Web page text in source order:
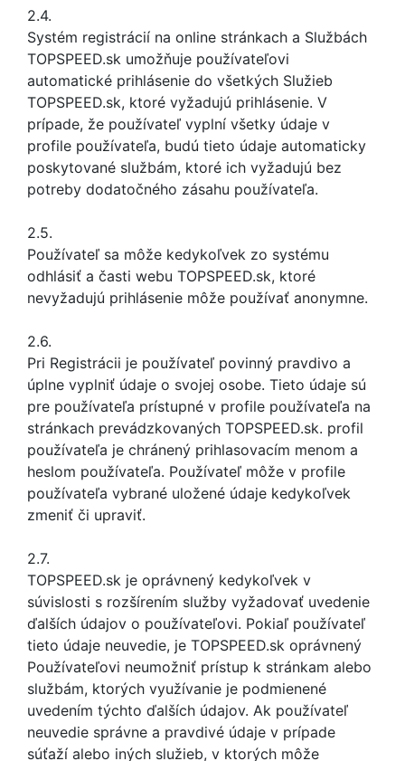
2.4.
Systém registrácií na online stránkach a Službách
TOPSPEED.sk umožňuje používateľovi
automatické prihlásenie do všetkých Služieb
TOPSPEED.sk, ktoré vyžadujú prihlásenie. V
prípade, že používateľ vyplní všetky údaje v
profile používateľa, budú tieto údaje automaticky
poskytované službám, ktoré ich vyžadujú bez
potreby dodatočného zásahu používateľa.
2.5.
Používateľ sa môže kedykoľvek zo systému
odhlásiť a časti webu TOPSPEED.sk, ktoré
nevyžadujú prihlásenie môže používať anonymne.
2.6.
Pri Registrácii je používateľ povinný pravdivo a
úplne vyplniť údaje o svojej osobe. Tieto údaje sú
pre používateľa prístupné v profile používateľa na
stránkach prevádzkovaných TOPSPEED.sk. profil
používateľa je chránený prihlasovacím menom a
heslom používateľa. Používateľ môže v profile
používateľa vybrané uložené údaje kedykoľvek
zmeniť či upraviť.
2.7.
TOPSPEED.sk je oprávnený kedykoľvek v
súvislosti s rozšírením služby vyžadovať uvedenie
ďalších údajov o používateľovi. Pokiaľ používateľ
tieto údaje neuvedie, je TOPSPEED.sk oprávnený
Používateľovi neumožniť prístup k stránkam alebo
službám, ktorých využívanie je podmienené
uvedením týchto ďalších údajov. Ak používateľ
neuvedie správne a pravdivé údaje v prípade
súťaží alebo iných služieb, v ktorých môže